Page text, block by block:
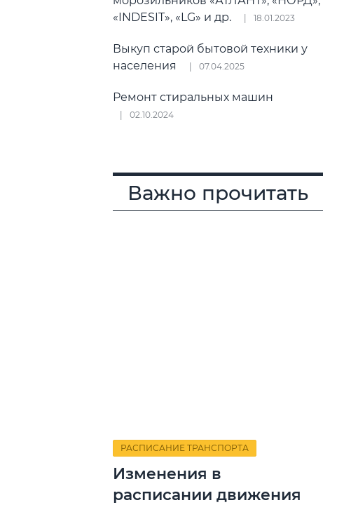
«INDESIT», «LG» и др.
18.01.2023
Выкуп старой бытовой техники у
населения
07.04.2025
Ремонт стиральных машин
02.10.2024
Важно прочитать
РАСПИСАНИЕ ТРАНСПОРТА
Изменения в
расписании движения